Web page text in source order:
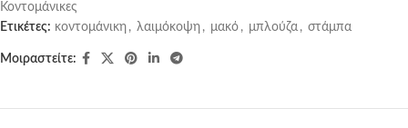
Κοντομάνικες
Ετικέτες: κοντομάνικη , λαιμόκοψη , μακό , μπλούζα , στάμπα
Μοιραστείτε: